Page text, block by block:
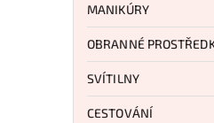
MANIKÚRY
OBRANNÉ
SVÍTILNY
CESTOVÁNÍ
United Cutlery
Hilt
Do